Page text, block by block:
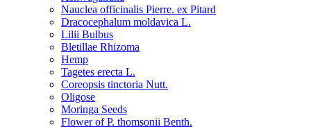
Nauclea officinalis Pierre. ex Pitard
Dracocephalum moldavica L.
Lilii Bulbus
Bletillae Rhizoma
Hemp
Tagetes erecta L.
Coreopsis tinctoria Nutt.
Oligose
Moringa Seeds
Flower of P. thomsonii Benth.